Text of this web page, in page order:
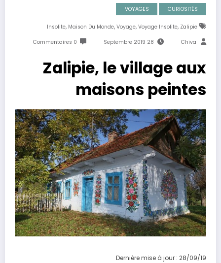
VOYAGES CURIOSITÉS
Insolite, Maison Du Monde,Voyage,Voyage Insolite, Zalipie
Chiva
28 Septembre 2019
0 Commentaires
Zalipie, le village aux
maisons peintes
Dernière mise à jour : 28/09/19